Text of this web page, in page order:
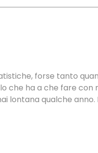
forse tanto
che ha a che fare con
lontana qualche